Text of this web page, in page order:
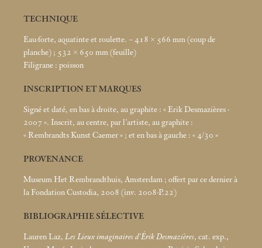
TECHNIQUE
Eau-forte, aquatinte et roulette. – 418 × 566 mm (coup de
planche) ; 532 × 650 mm (feuille)
Filigrane : poisson
INSCRIPTION ET MARQUES
Signé et daté, en bas à droite, au graphite : «Erik Desmazières -
2007 ». Inscrit, au centre, par l’artiste, au graphite :
«Rembrandts Kunst Caemer» ; et en bas à gauche : «4/30 »
PROVENANCE
Museum Het Rembrandthuis, Amsterdam ; offert par ce dernier à
la Fondation Custodia, 2008 (inv. 2008-P.22)
BIBLIOGRAPHIE SÉLECTIVE
Lauren Laz, Les Lieux imaginaires d’Érik Desmazières, cat. exp.,